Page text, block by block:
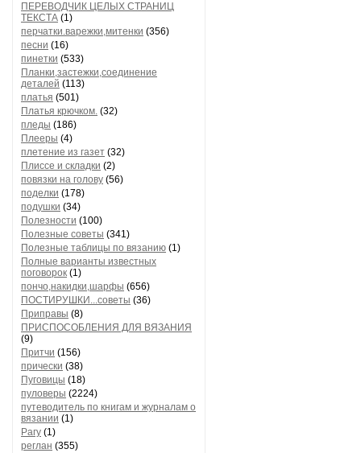
ПЕРЕВОДЧИК ЦЕЛЫХ СТРАНИЦ
ТЕКСТА (1)
перчатки.варежки,митенки (356)
песни (16)
пинетки (533)
Планки,застежки,соединение
деталей (113)
платья (501)
Платья крючком. (32)
пледы (186)
Плееры (4)
плетение из газет (32)
Плиссе и складки (2)
повязки на голову (56)
поделки (178)
подушки (34)
Полезности (100)
Полезные советы (341)
Полезные таблицы по вязанию (1)
Полные варианты известных
поговорок (1)
пончо,накидки,шарфы (656)
ПОСТИРУШКИ...советы (36)
Приправы (8)
ПРИСПОСОБЛЕНИЯ ДЛЯ ВЯЗАНИЯ
(9)
Притчи (156)
прически (38)
Пуговицы (18)
пуловеры (2224)
путеводитель по книгам и журналам о
вязании (1)
Рагу (1)
реглан (355)